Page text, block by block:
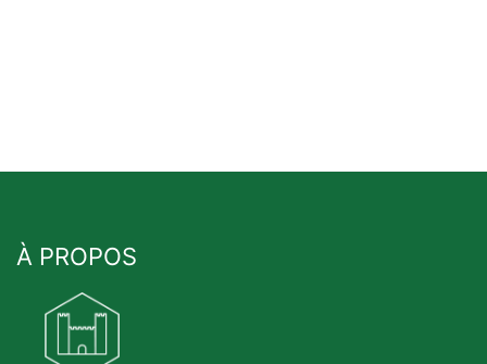
À PROPOS